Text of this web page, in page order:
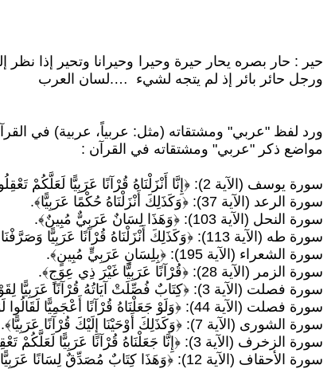
حير : حار بصره يحار حيرة وحيرا وحيرانا وتحير إذا
ورجل حائر بائر إذ لم يتجه لشيء ….لسان العرب
ورد لفظ "عربي" ومشتقاته (مثل: عربياً، عربية) في القرآن 11 مرة، وكلها تأتي في سياق وصف القرآن أو اللسان الذي نزل به (لسان عربي
مواضع ذكر "عربي" ومشتقاته في القرآن :
سورة يوسف (الآية 2): ﴿إِنَّا أَنْزَلْنَاهُ قُرْآنًا عَرَبِيًّا لَعَلَّكُمْ تَعْقِلُونَ﴾.
سورة الرعد (الآية 37): ﴿وَكَذَلِكَ أَنْزَلْنَاهُ حُكْمًا عَرَبِيًّا﴾.
سورة النحل (الآية 103): ﴿وَهَذَا لِسَانٌ عَرَبِيٌّ مُبِينٌ﴾.
سورة طه (الآية 113): ﴿وَكَذَلِكَ أَنْزَلْنَاهُ قُرْآنًا عَرَبِيًّا وَصَرَّفْنَا فِيهِ مِنَ الْوَعِيدِ﴾.
سورة الشعراء (الآية 195): ﴿بِلِسَانٍ عَرَبِيٍّ مُبِينٍ﴾.
سورة الزمر (الآية 28): ﴿قُرْآنًا عَرَبِيًّا غَيْرَ ذِي عِوَجٍ﴾.
سورة فصلت (الآية 3): ﴿كِتَابٌ فُصِّلَتْ آيَاتُهُ قُرْآنًا عَرَبِيًّا لِقَوْمٍ يَعْلَمُونَ﴾.
سورة فصلت (الآية 44): ﴿وَلَوْ جَعَلْنَاهُ قُرْآنًا أَعْجَمِيًّا لَقَالُوا لَوْلَا فُصِّلَتْ آيَاتُهُ ۖ أَأَعْجَمِيٌّ وَعَرَبِيٌّ﴾.
سورة الشورى (الآية 7): ﴿وَكَذَلِكَ أَوْحَيْنَا إِلَيْكَ قُرْآنًا عَرَبِيًّا﴾.
سورة الزخرف (الآية 3): ﴿إِنَّا جَعَلْنَاهُ قُرْآنًا عَرَبِيًّا لَعَلَّكُمْ تَعْقِلُونَ﴾.
سورة الأحقاف (الآية 12): ﴿وَهَذَا كِتَابٌ مُصَدِّقٌ لِسَانًا عَرَبِيًّا﴾